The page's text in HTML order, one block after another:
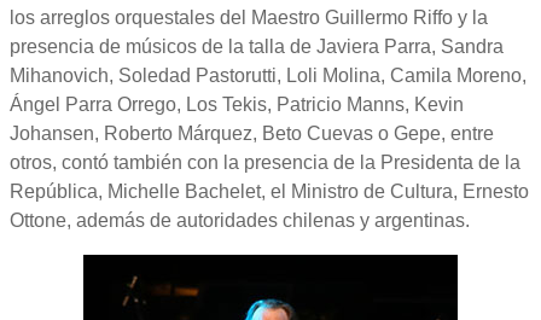
los arreglos orquestales del Maestro Guillermo Riffo y la
presencia de músicos de la talla de Javiera Parra, Sandra
Mihanovich, Soledad Pastorutti, Loli Molina, Camila Moreno,
Ángel Parra Orrego, Los Tekis, Patricio Manns, Kevin
Johansen, Roberto Márquez, Beto Cuevas o Gepe, entre
otros, contó también con la presencia de la Presidenta de la
República, Michelle Bachelet, el Ministro de Cultura, Ernesto
Ottone, además de autoridades chilenas y argentinas.